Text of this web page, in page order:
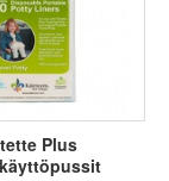
Plus